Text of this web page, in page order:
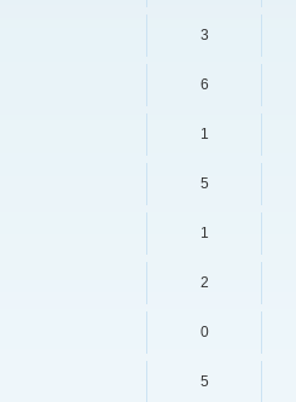
3
6
1
5
1
2
0
5